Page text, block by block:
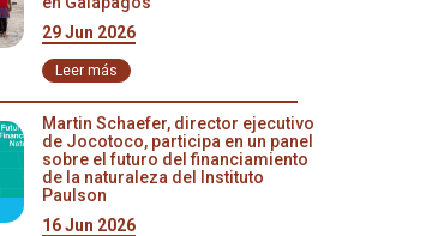
29 Jun 2026
Leer más
Martin Schaefer, director ejecutivo
de Jocotoco, participa en un panel
sobre el futuro del financiamiento
de la naturaleza del Instituto
Paulson
16 Jun 2026